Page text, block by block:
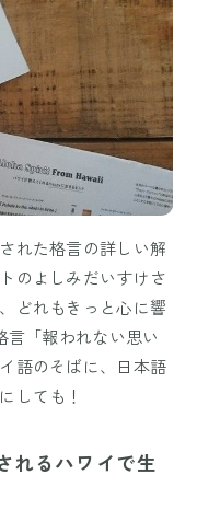
れた格言の詳しい解
のよしみだいすけさ
どれもきっと心に響
言「報われない思い
語のそばに、日本語
しても！
れるハワイで生